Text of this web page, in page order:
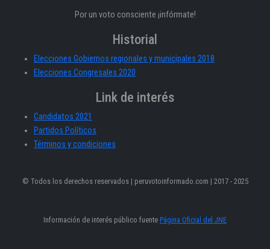
Por un voto consciente ¡infórmate!
Historial
Elecciones Gobiernos regionales y municipales 2018
Elecciones Congresales 2020
Link de interés
Candidatos 2021
Partidos Políticos
Términos y condiciones
© Todos los derechos reservados | peruvotoinformado.com | 2017 - 2025
Información de interés público fuente Página Oficial del JNE